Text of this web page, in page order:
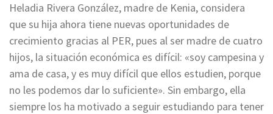
Heladia Rivera González, madre de Kenia, considera
que su hija ahora tiene nuevas oportunidades de
crecimiento gracias al PER, pues al ser madre de cuatro
hijos, la situación económica es difícil: «soy campesina y
ama de casa, y es muy difícil que ellos estudien, porque
no les podemos dar lo suficiente». Sin embargo, ella
siempre los ha motivado a seguir estudiando para tener